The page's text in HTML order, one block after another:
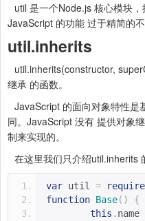
util 是一个Node.js 核心模块
JavaScript 的功能 过于精简的不
util.inherits
util.inherits(constructor,
继承 的函数。
JavaScript 的面向对象特性是
同。JavaScript 没有 提供对象
制来实现的。
在这里我们只介绍util.inherits
var util = require
function Base()
{
this . name